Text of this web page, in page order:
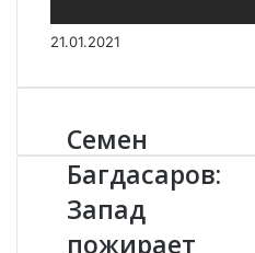
21.01.2021
С
е
м
е
н
Б
Семен
Багдасаров:
Запад
пожирает